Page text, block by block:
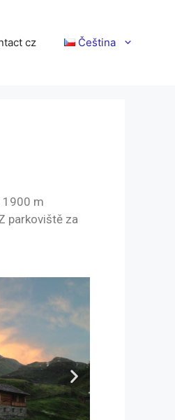
cz Čeština
1900 m
parkoviště za